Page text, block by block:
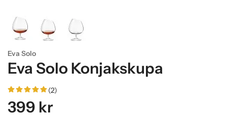
Eva Solo
Eva Solo Konjakskupa
(2)
399 kr